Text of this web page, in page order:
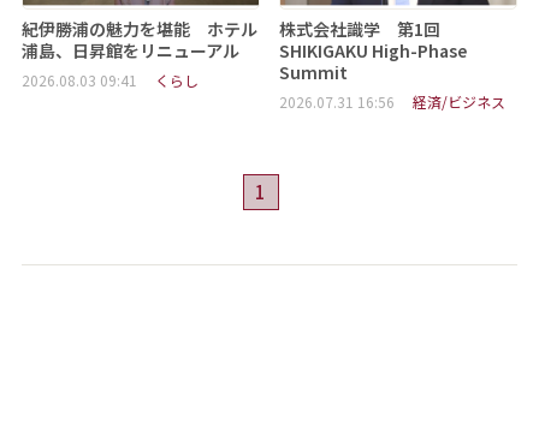
紀伊勝浦の魅力を堪能 ホテル
浦島、日昇館をリニューアル
2026.08.03 09:41 くらし
株式会社識学 第1回
SHIKIGAKU High-Phase
Summit
2026.07.31 16:56 経済/ビジネス
1